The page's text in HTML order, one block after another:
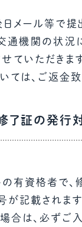
メール等で
通機関の状
ていただきま
は、ご返金致
了証の発行
有資格者で、
記載されます
は、必ずご入